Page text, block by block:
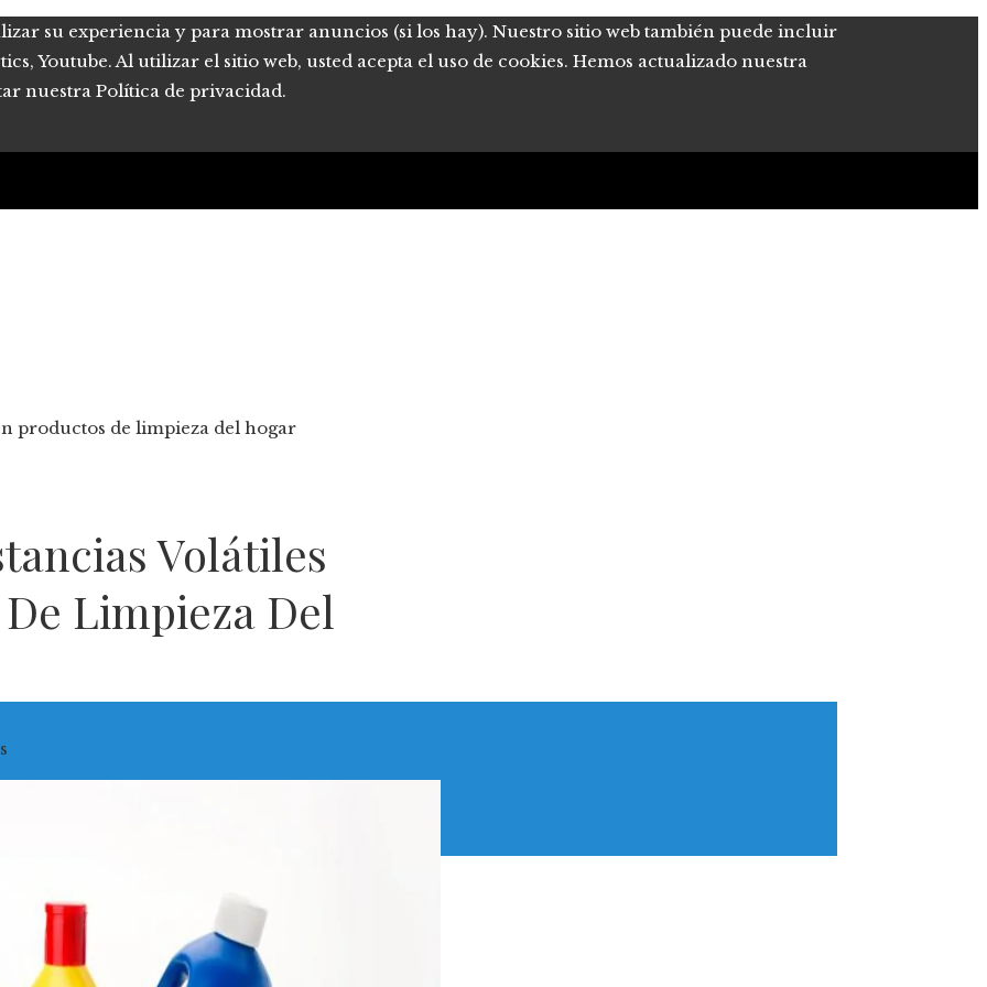
su experiencia y para mostrar anuncios (si los hay). Nuestro sitio web también puede incluir
Youtube. Al utilizar el sitio web, usted acepta el uso de cookies. Hemos actualizado nuestra
nuestra Política de privacidad.
productos de limpieza del hogar
Volátiles
Limpieza Del